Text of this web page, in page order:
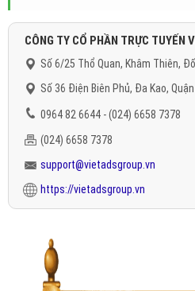
CÔNG TY CỔ PHẦN TRỰC TUYẾN
Số 6/25 Thổ Quan, Khâm Thiên,
Số 36 Điện Biên Phủ, Đa Kao,
0964 82 6644 - (024) 6658 7378
(024) 6658 7378
support@vietadsgroup.vn
https://vietadsgroup.vn